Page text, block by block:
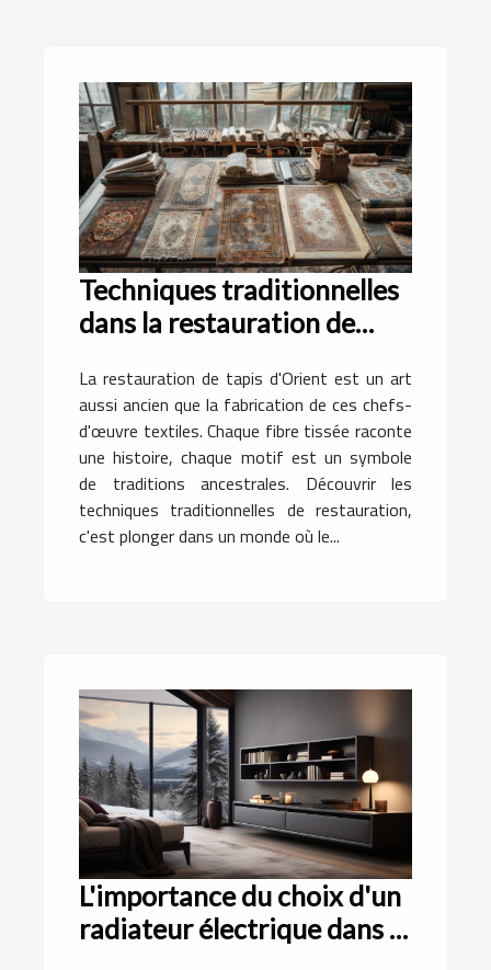
Techniques traditionnelles
dans la restauration de
La restauration de tapis d'Orient est un art
aussi ancien que la fabrication de ces chefs-
d'œuvre textiles. Chaque fibre tissée raconte
une histoire, chaque motif est un symbole
de traditions ancestrales. Découvrir les
techniques traditionnelles de restauration,
c'est plonger dans un monde où le...
L'importance du choix d'un
radiateur électrique dans la